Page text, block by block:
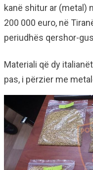
kanë shitur ar (metal)
200 000 euro, në
periudhës qershor-
Materiali që dy
pas, i përzier me